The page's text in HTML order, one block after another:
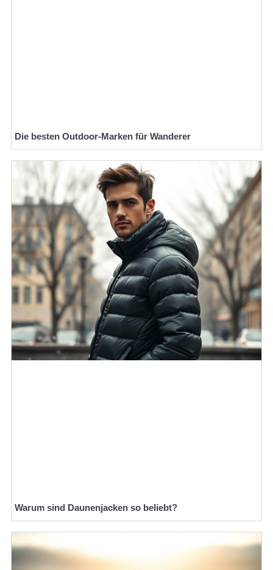
Die besten Outdoor-Marken für Wanderer
Warum sind Daunenjacken so beliebt?